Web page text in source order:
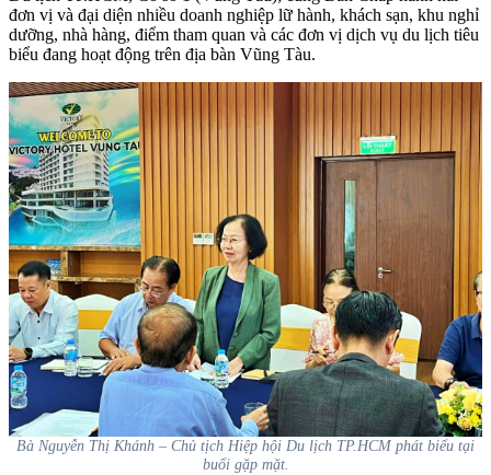
đơn vị và đại diện nhiều doanh nghiệp lữ hành, khách sạn, khu nghỉ
dưỡng, nhà hàng, điểm tham quan và các đơn vị dịch vụ du lịch tiêu
biểu đang hoạt động trên địa bàn Vũng Tàu.
Bà Nguyễn Thị Khánh – Chủ tịch Hiệp hội Du lịch TP.HCM phát biểu tại
buổi gặp mặt.